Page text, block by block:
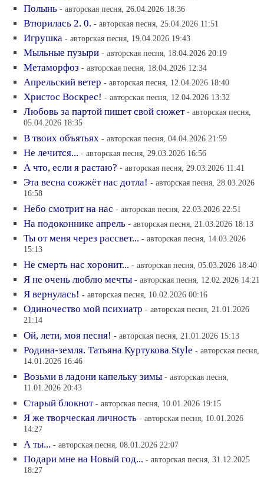
Полынь - авторская песня, 26.04.2026 18:36
Втюрилась 2. 0. - авторская песня, 25.04.2026 11:51
Игрушка - авторская песня, 19.04.2026 19:43
Мыльные пузыри - авторская песня, 18.04.2026 20:19
Метаморфоз - авторская песня, 18.04.2026 12:34
Апрельский ветер - авторская песня, 12.04.2026 18:40
Христос Воскрес! - авторская песня, 12.04.2026 13:32
Любовь за партой пишет свой сюжет - авторская песня,
05.04.2026 18:35
В твоих объятьях - авторская песня, 04.04.2026 21:59
Не лечится... - авторская песня, 29.03.2026 16:56
А что, если я растаю? - авторская песня, 29.03.2026 11:41
Эта весна сожжёт нас дотла! - авторская песня, 28.03.2026
16:58
Небо смотрит на нас - авторская песня, 22.03.2026 22:51
На подоконнике апрель - авторская песня, 21.03.2026 18:13
Ты от меня через рассвет... - авторская песня, 14.03.2026
15:13
Не смерть нас хоронит... - авторская песня, 05.03.2026 18:40
Я не очень люблю мечты - авторская песня, 12.02.2026 14:21
Я вернулась! - авторская песня, 10.02.2026 00:16
Одиночество мой психиатр - авторская песня, 21.01.2026
21:14
Ой, лети, моя песня! - авторская песня, 21.01.2026 15:13
Родина-земля. Татьяна Куртукова Style - авторская песня,
14.01.2026 16:46
Возьми в ладони капельку зимы - авторская песня,
11.01.2026 20:43
Старый блокнот - авторская песня, 10.01.2026 19:15
Я же творческая личность - авторская песня, 10.01.2026
14:27
А ты... - авторская песня, 08.01.2026 22:07
Подари мне на Новый год... - авторская песня, 31.12.2025
18:27